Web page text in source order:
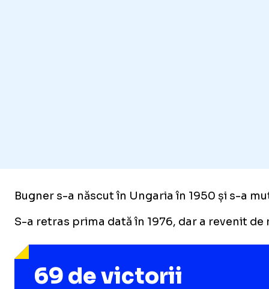
Bugner s-a născut în Ungaria în 1950 și s-a
S-a retras prima dată în 1976, dar a revenit
69 de victorii